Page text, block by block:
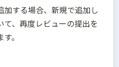
加する場合、新規で追加し
て、再度レビューの提出を
。